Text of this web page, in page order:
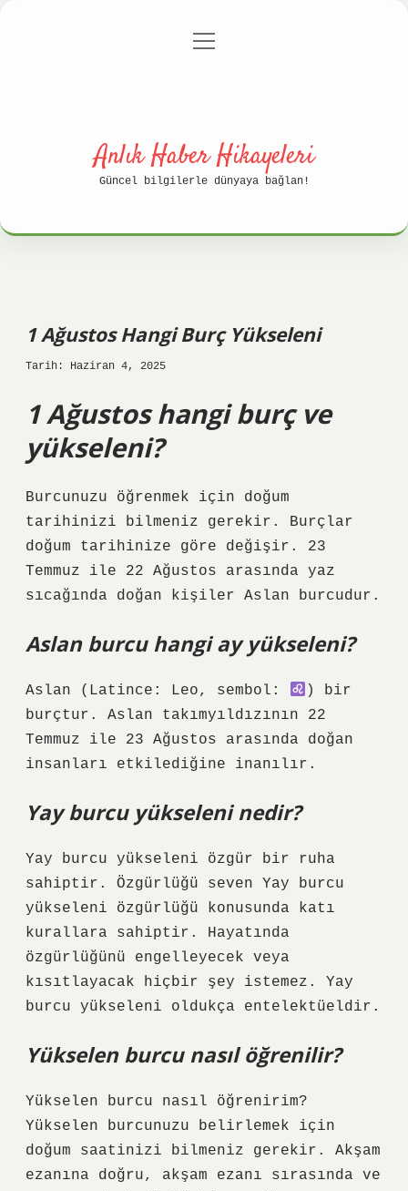
Gizlilik Politikası
menüyü
Anlık Haber Hikayeleri
Güncel bilgilerle dünyaya bağlan!
1 Ağustos Hangi Burç Yükseleni
Tarih: Haziran 4, 2025
1 Ağustos hangi burç ve
yükseleni?
Burcunuzu öğrenmek için doğum
tarihinizi bilmeniz gerekir. Burçlar
doğum tarihinize göre değişir. 23
Temmuz ile 22 Ağustos arasında yaz
sıcağında doğan kişiler Aslan burcudur.
Aslan burcu hangi ay yükseleni?
Aslan (Latince: Leo, sembol:
) bir
burçtur. Aslan takımyıldızının 22
Temmuz ile 23 Ağustos arasında doğan
insanları etkilediğine inanılır.
Yay burcu yükseleni nedir?
Yay burcu yükseleni özgür bir ruha
sahiptir. Özgürlüğü seven Yay burcu
yükseleni özgürlüğü konusunda katı
kurallara sahiptir. Hayatında
özgürlüğünü engelleyecek veya
kısıtlayacak hiçbir şey istemez. Yay
burcu yükseleni oldukça entelektüeldir.
Yükselen burcu nasıl öğrenilir?
Yükselen burcu nasıl öğrenirim?
Yükselen burcunuzu belirlemek için
doğum saatinizi bilmeniz gerekir. Akşam
ezanına doğru, akşam ezanı sırasında ve